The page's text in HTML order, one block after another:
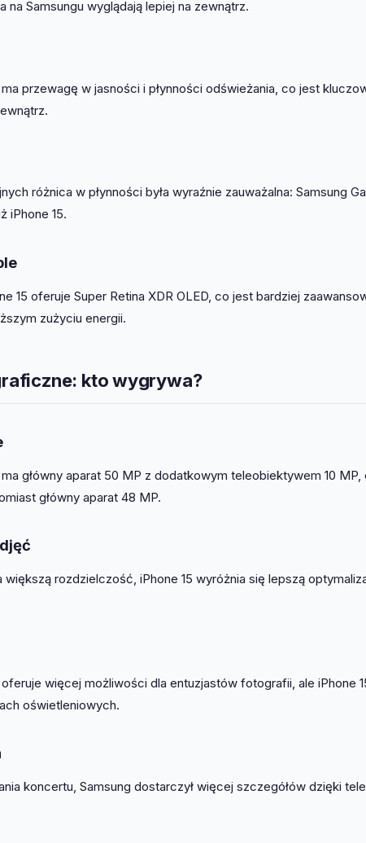
na Samsungu wyglądają lepiej na zewnątrz.
ma przewagę w jasności i płynności odświeżania, co jest
różnica w płynności była wyraźnie zauważalna: Samsung
iPhone 15.
15 oferuje Super Retina XDR OLED, co jest bardziej
zużyciu energii.
kto wygrywa?
ma główny aparat 50 MP z dodatkowym teleobiektywem 10
główny aparat 48 MP.
większą rozdzielczość, iPhone 15 wyróżnia się lepszą
oferuje więcej możliwości dla entuzjastów fotografii, ale iPhone
oświetleniowych.
koncertu, Samsung dostarczył więcej szczegółów dzięki